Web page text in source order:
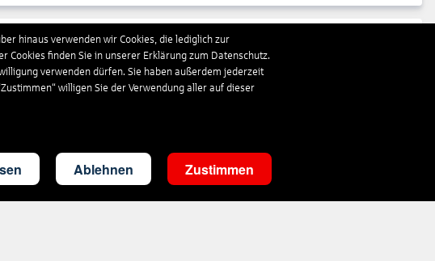
hinaus verwenden wir Cookies, die lediglich zur
finden Sie in unserer Erklärung zum Datenschutz.
verwenden dürfen. Sie haben außerdem jederzeit
willigen Sie der Verwendung aller auf dieser
Ablehnen Zustimmen